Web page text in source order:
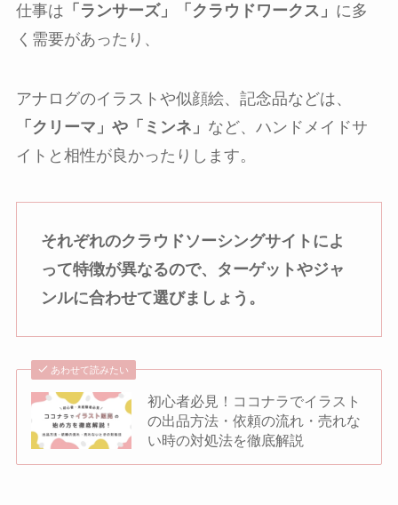
仕事は 「ランサーズ」「クラウドワークス」 に多
く需要があったり、
アナログのイラストや似顔絵、記念品などは、
「クリーマ」や「ミンネ」 など、ハンドメイドサ
イトと相性が良かったりします。
それぞれのクラウドソーシングサイトによ
って特徴が異なるので、ターゲットやジャ
ンルに合わせて選びましょう。
あわせて読みたい
初心者必見！ココナラでイラスト
の出品方法・依頼の流れ・売れな
い時の対処法を徹底解説